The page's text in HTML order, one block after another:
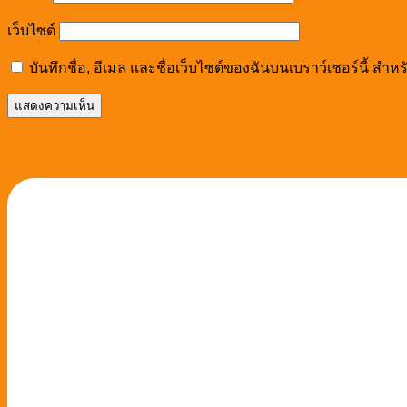
เว็บไซต์
บันทึกชื่อ, อีเมล และชื่อเว็บไซต์ของฉันบนเบราว์เซอร์นี้ สำห